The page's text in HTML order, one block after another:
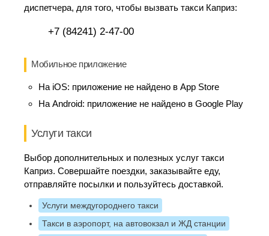
диспетчера, для того, чтобы вызвать такси Каприз:
+7 (84241) 2-47-00
Мобильное приложение
На iOS: приложение не найдено в App Store
На Android: приложение не найдено в Google Play
Услуги такси
Выбор дополнительных и полезных услуг такси
Каприз. Совершайте поездки, заказывайте еду,
отправляйте посылки и пользуйтесь доставкой.
Услуги междугороднего такси
Такси в аэропорт, на автовокзал и ЖД станции